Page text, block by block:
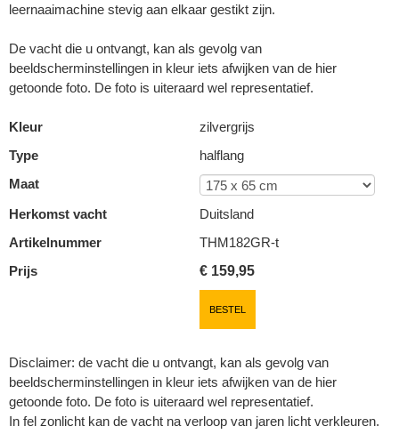
leernaaimachine stevig aan elkaar gestikt zijn.
De vacht die u ontvangt, kan als gevolg van
beeldscherminstellingen in kleur iets afwijken van de hier
getoonde foto. De foto is uiteraard wel representatief.
Kleur
zilvergrijs
Type
halflang
Maat
Herkomst vacht
Duitsland
Artikelnummer
THM182GR-t
Prijs
€ 159,95
BESTEL
Disclaimer: de vacht die u ontvangt, kan als gevolg van
beeldscherminstellingen in kleur iets afwijken van de hier
getoonde foto. De foto is uiteraard wel representatief.
In fel zonlicht kan de vacht na verloop van jaren licht verkleuren.